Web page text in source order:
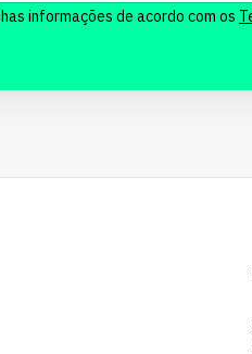
informações de acordo com os